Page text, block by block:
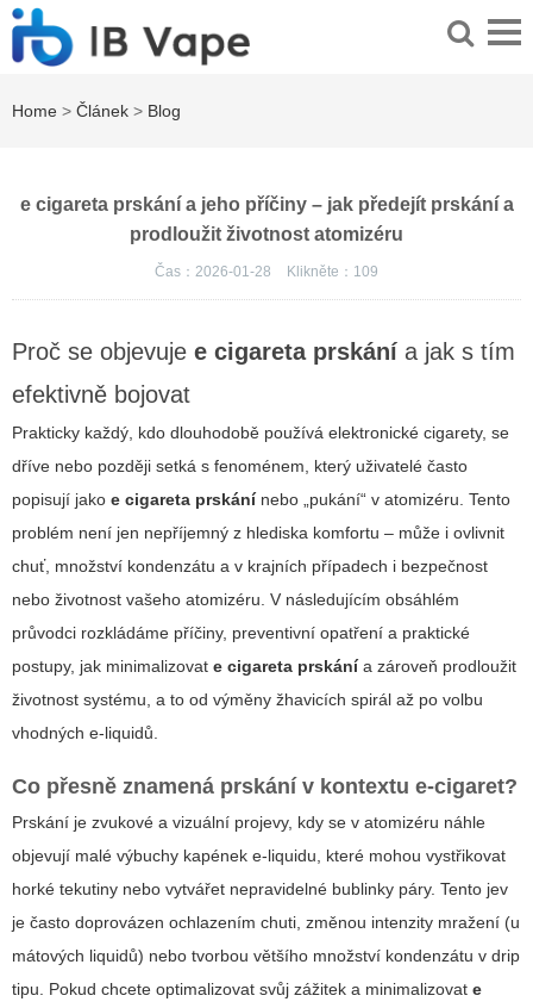
Home > Článek > Blog
e cigareta prskání a jeho příčiny – jak předejít prskání a
prodloužit životnost atomizéru
Čas：2026-01-28 Klikněte： 109
Proč se objevuje e cigareta prskání a jak s tím
efektivně bojovat
Prakticky každý, kdo dlouhodobě používá elektronické cigarety, se
dříve nebo později setká s fenoménem, který uživatelé často
popisují jako e cigareta prskánínebo „pukání“ v atomizéru. Tento
problém není jen nepříjemný z hlediska komfortu – může i ovlivnit
chuť, množství kondenzátu a v krajních případech i bezpečnost
nebo životnost vašeho atomizéru. V následujícím obsáhlém
průvodci rozkládáme příčiny, preventivní opatření a praktické
postupy, jak minimalizovat e cigareta prskánía zároveň prodloužit
životnost systému, a to od výměny žhavicích spirál až po volbu
vhodných e-liquidů.
Co přesně znamená prskání v kontextu e-cigaret?
Prskání je zvukové a vizuální projevy, kdy se v atomizéru náhle
objevují malé výbuchy kapének e-liquidu, které mohou vystřikovat
horké tekutiny nebo vytvářet nepravidelné bublinky páry. Tento jev
je často doprovázen ochlazením chuti, změnou intenzity mražení (u
mátových liquidů) nebo tvorbou většího množství kondenzátu v drip
tipu. Pokud chcete optimalizovat svůj zážitek a minimalizovat e